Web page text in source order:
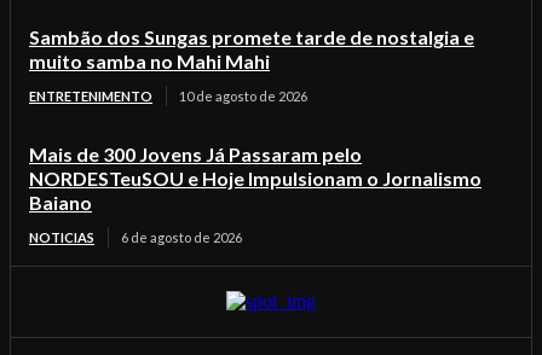
Sambão dos Sungas promete tarde de nostalgia e
muito samba no Mahi Mahi
ENTRETENIMENTO 10 de agosto de 2026
Mais de 300 Jovens Já Passaram pelo
NORDESTeuSOU e Hoje Impulsionam o Jornalismo
Baiano
NOTICIAS 6 de agosto de 2026